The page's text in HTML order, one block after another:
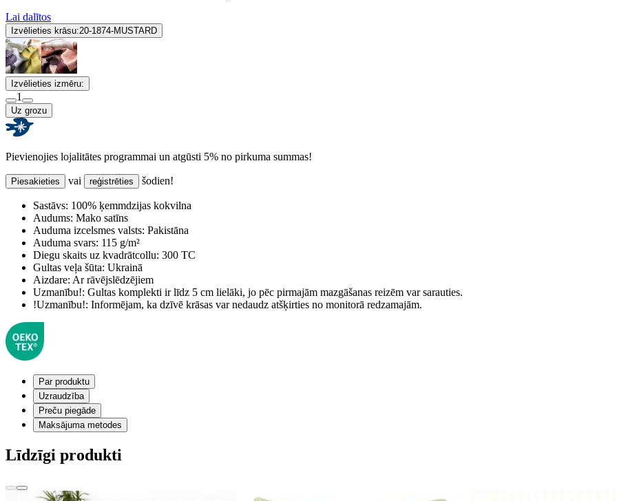
Lai dalītos
Izvēlieties krāsu:20-1874-MUSTARD
Izvēlieties izmēru:
1
Uz grozu
Pievienojies lojalitātes programmai un atgūsti 5% no pirkuma summas!
Piesakieties vai reģistrēties šodien!
Sastāvs: 100% ķemmdzijas kokvilna
Audums: Mako satīns
Auduma izcelsmes valsts: Pakistāna
Auduma svars: 115 g/m²
Diegu skaits uz kvadrātcollu: 300 TC
Gultas veļa šūta: Ukrainā
Aizdare: Ar rāvējslēdzējiem
Uzmanību!: Gultas komplekti ir līdz 5 cm lielāki, jo pēc pirmajām mazgāšanas reizēm var sarauties.
!Uzmanību!: Informējam, ka dzīvē krāsas var nedaudz atšķirties no monitorā redzamajām.
Par produktu
Uzraudzība
Preču piegāde
Maksājuma metodes
Līdzīgi produkti